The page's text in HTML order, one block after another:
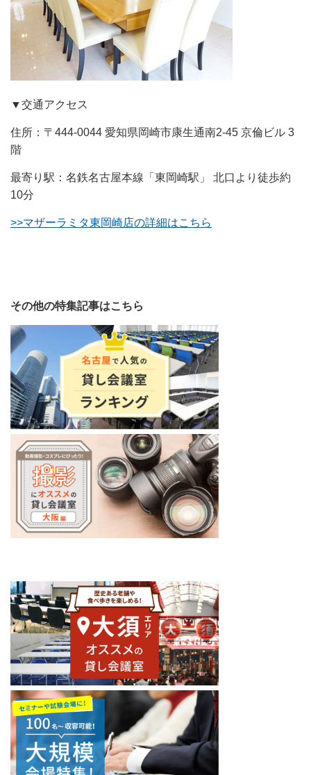
▼交通アクセス
住所：〒444-0044 愛知県岡崎市康生通南2-45 京倫ビル 3
階
最寄り駅：名鉄名古屋本線「東岡崎駅」 北口より徒歩約
10分
>>マザーラミタ東岡崎店の詳細はこちら
その他の特集記事はこちら